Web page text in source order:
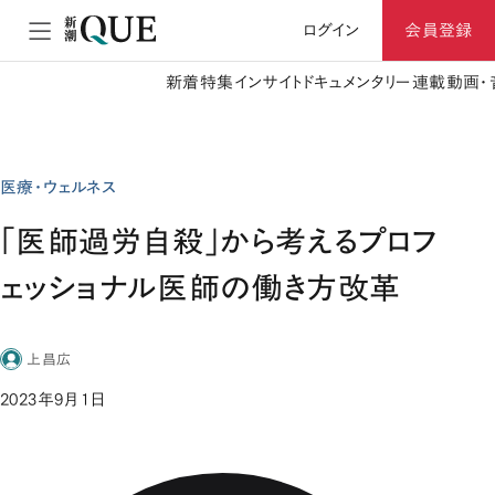
ログイン 会員登録
新着特集 インサイト ドキュメンタリー 連載動画
医療・ウェルネス
「医師過労自殺」から考えるプロフ
ェッショナル医師の働き方改革
上昌広
2023年9月1日